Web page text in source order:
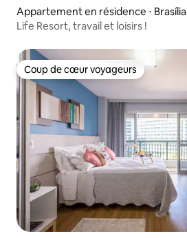
Appartement en résidence ⋅ Brasília
Life Resort, travail et loisirs !
Coup de cœur voyageurs
Coup de cœur voyageurs